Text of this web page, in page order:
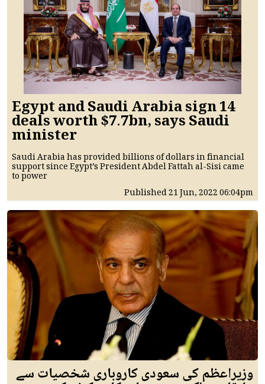
Egypt and Saudi Arabia sign 14
deals worth $7.7bn, says Saudi
minister
Saudi Arabia has provided billions of dollars in financial
support since Egypt’s President Abdel Fattah al-Sisi came
to power
Published21 Jun, 202206:04pm
وزیراعظم کی سعودی کاروباری شخصیات سے